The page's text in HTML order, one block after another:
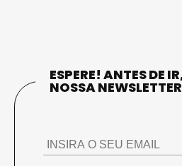
ESPERE! ANTES DE
NOSSA